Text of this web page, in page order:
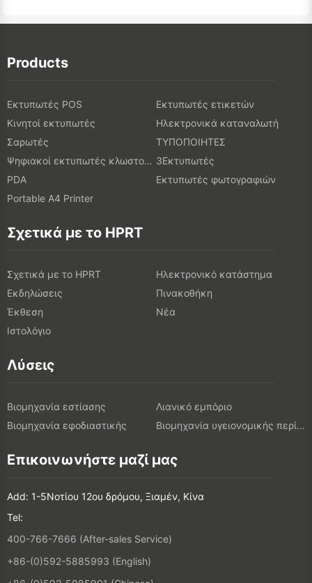
Products
Εκτυπωτές POS
Εκτυπωτές ετικετών
Κινητοί εκτυπωτές
Ηλεκτρονικά καταναλωτή
Σαρωτές
ΤΥΠΟΠΟΙΗΤΕΣ
Ψηφιακοί εκτυπωτές κλωστοϋφαντουργικών προϊόντων 3Εκτυπωτές
PDA
Εκτυπωτές φωτογραφιών
Portable A4 Printer
Σχετικά με το HPRT
Σχετικά με το HPRT
Ηλεκτρονικό κατάστημα
Εκδηλώσεις
Πινακοθήκη
Έκθεση
Νέα
Ιστολόγιο
Λύσεις
Βιομηχανία εστίασης
Λιανικό εμπόριο
Βιομηχανία εφοδιαστικής
Βιομηχανία υγειονομικής περίθαλψης
Επικοινωνήστε μαζί μας
Add: 1-5Νοτίου 12ου δρόμου, Ξιαμέν, Κίνα
Tel:
400-766-7666 (After-sales Service)
+86-(0)592-5885993 (English)